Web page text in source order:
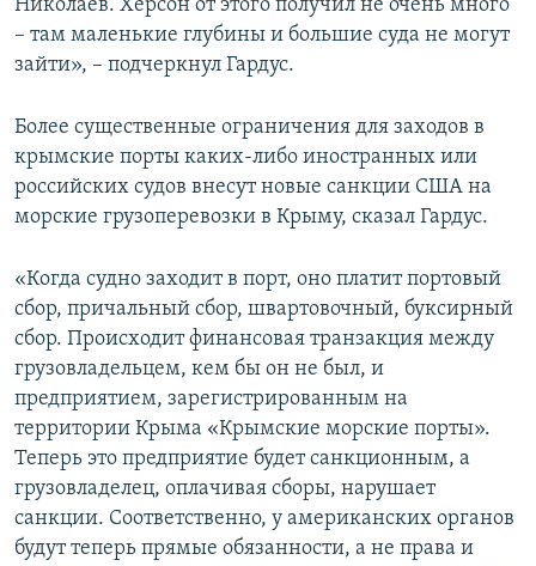
Николаев. Херсон от этого получил не очень много
– там маленькие глубины и большие суда не могут
зайти», – подчеркнул Гардус.
Более существенные ограничения для заходов в
крымские порты каких-либо иностранных или
российских судов внесут новые санкции США на
морские грузоперевозки в Крыму, сказал Гардус.
«Когда судно заходит в порт, оно платит портовый
сбор, причальный сбор, швартовочный, буксирный
сбор. Происходит финансовая транзакция между
грузовладельцем, кем бы он не был, и
предприятием, зарегистрированным на
территории Крыма «Крымские морские порты».
Теперь это предприятие будет санкционным, а
грузовладелец, оплачивая сборы, нарушает
санкции. Соответственно, у американских органов
будут теперь прямые обязанности, а не права и